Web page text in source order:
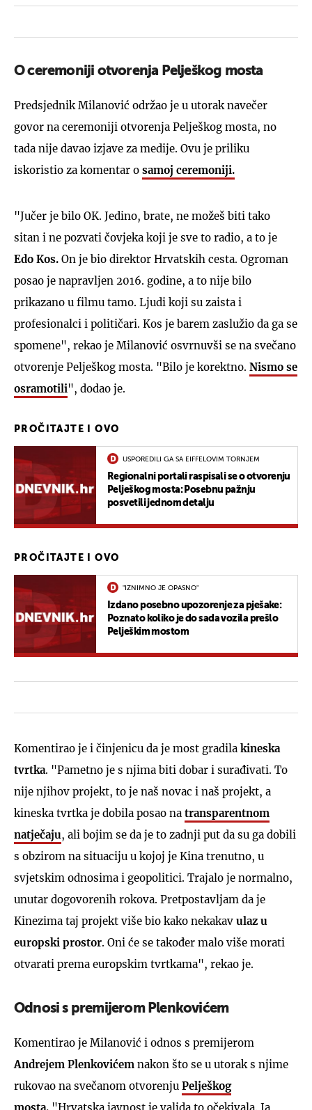
O ceremoniji otvorenja Pelješkog mosta
Predsjednik Milanović održao je u utorak navečer
govor na ceremoniji otvorenja Pelješkog mosta, no
tada nije davao izjave za medije. Ovu je priliku
iskoristio za komentar o samoj ceremoniji.
"Jučer je bilo OK. Jedino, brate, ne možeš biti tako
sitan i ne pozvati čovjeka koji je sve to radio, a to je
Edo Kos. On je bio direktor Hrvatskih cesta. Ogroman
posao je napravljen 2016. godine, a to nije bilo
prikazano u filmu tamo. Ljudi koji su zaista i
profesionalci i političari. Kos je barem zaslužio da ga se
spomene", rekao je Milanović osvrnuvši se na svečano
otvorenje Pelješkog mosta. "Bilo je korektno. Nismo se
osramotili", dodao je.
PROČITAJTE I OVO
USPOREDILI GA SA EIFFELOVIM TORNJEM
Regionalni portali raspisali se o otvorenju
Pelješkog mosta: Posebnu pažnju
posvetili jednom detalju
PROČITAJTE I OVO
"IZNIMNO JE OPASNO"
Izdano posebno upozorenje za pješake:
Poznato koliko je do sada vozila prešlo
Pelješkim mostom
Komentirao je i činjenicu da je most gradila kineska
tvrtka. "Pametno je s njima biti dobar i surađivati. To
nije njihov projekt, to je naš novac i naš projekt, a
kineska tvrtka je dobila posao na transparentnom
natječaju, ali bojim se da je to zadnji put da su ga dobili
s obzirom na situaciju u kojoj je Kina trenutno, u
svjetskim odnosima i geopolitici. Trajalo je normalno,
unutar dogovorenih rokova. Pretpostavljam da je
Kinezima taj projekt više bio kako nekakav ulaz u
europski prostor. Oni će se također malo više morati
otvarati prema europskim tvrtkama", rekao je.
Odnosi s premijerom Plenkovićem
Komentirao je Milanović i odnos s premijerom
Andrejem Plenkovićem nakon što se u utorak s njime
rukovao na svečanom otvorenju Pelješkog